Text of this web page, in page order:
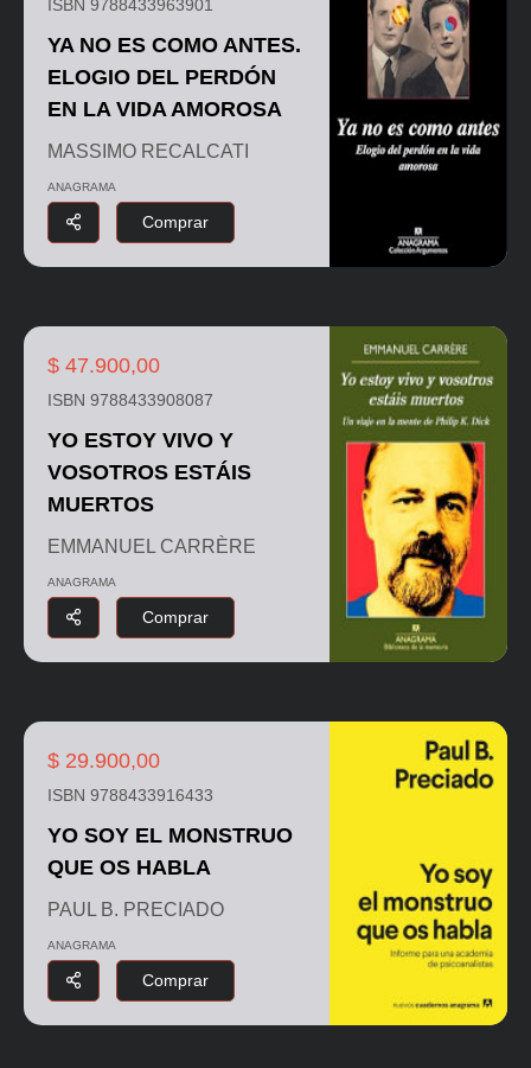
ISBN 9788433963901
YA NO ES COMO ANTES.
ELOGIO DEL PERDÓN
EN LA VIDA AMOROSA
MASSIMO RECALCATI
ANAGRAMA
Comprar
$ 47.900,00
ISBN 9788433908087
YO ESTOY VIVO Y
VOSOTROS ESTÁIS
MUERTOS
EMMANUEL CARRÈRE
ANAGRAMA
Comprar
$ 29.900,00
ISBN 9788433916433
YO SOY EL MONSTRUO
QUE OS HABLA
PAUL B. PRECIADO
ANAGRAMA
Comprar